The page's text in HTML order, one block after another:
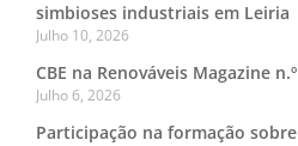
simbioses industriais em Leiria
Julho 10, 2026
CBE na Renováveis Magazine
Julho 6, 2026
Participação na formação